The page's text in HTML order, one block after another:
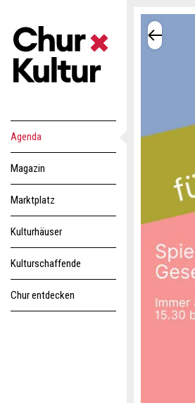
Agenda
Magazin
Marktplatz
Kulturhäuser
Kulturschaffende
Chur entdecken